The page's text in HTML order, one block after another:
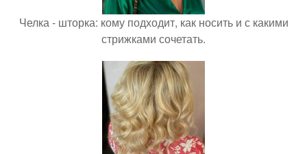
Челка - шторка: кому подходит, как носить и с какими
стрижками сочетать.